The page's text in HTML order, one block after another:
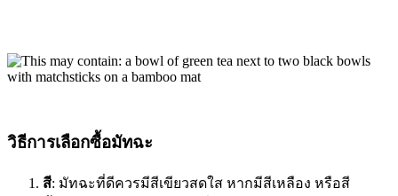
วิธีการเลือกซื้อมัทฉะ
สี: มัทฉะที่ดีควรมีสีเขียวสดใส หากมีสีเหลือง หรือสี